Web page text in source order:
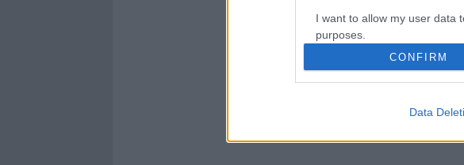
I want to allow my user data
purposes.
I want to allow Google to
I want to allow Google to
CONFIRM
Data